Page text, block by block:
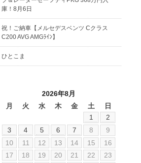
庫！8月6日
祝！ご納車【メルセデスベンツ Cクラス
C200 AVG AMGﾗｲﾝ】
ひとこま
2026年8月
月
火 水 木 金 土
日
1
2
3
4 5 6 7 8
9
10
11 12 13 14 15
16
17
18 19 20 21 22
23